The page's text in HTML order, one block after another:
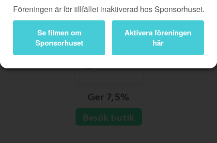
Bli medlem
Logga in
Föreningen är för tillfället inaktiverad hos Sponsorhuset.
Se filmen om
Sponsorhuset
Aktivera föreningen
här
Ger 7,5%
Besök butik